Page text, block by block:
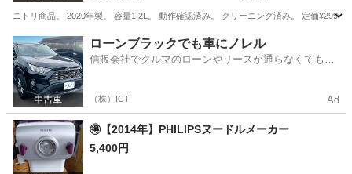
ニトリ商品。 2020年製。 容量1.2L。 動作確認済み。 クリーニング済み。 定価¥2990
沖縄 うるま市 てだこ浦西駅 キッチン家電 電気ケトル
ローンブラックでも車にノレル
信販会社でクルマのローンやリースが通らなくてもク
（株）ICT Ad
🉐【2014年】PHILIPSヌードルメーカー
5,400円